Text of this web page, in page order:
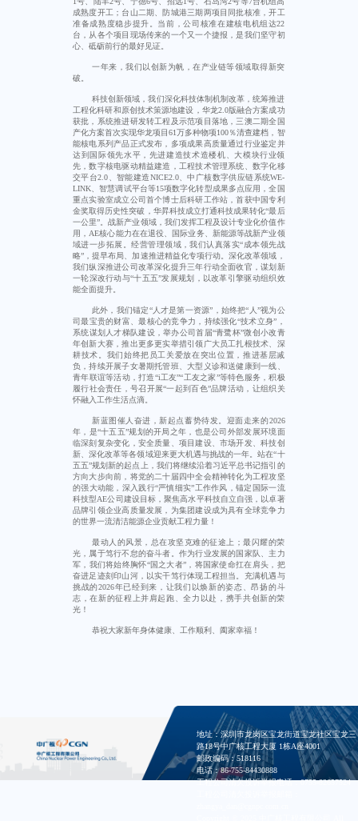
成熟度开工；台山二期、防城港三期两项目同批核准，开工
准备成熟度稳步提升。当前，公司核准在建核电机组达22
台，从各个项目现场传来的一个又一个捷报，是我们坚守初
心、砥砺前行的最好见证。
一年来，我们以创新为帆，在产业链等领域取得新突
破。
科技创新领域，我们深化科技体制机制改革，统筹推进
工程化科研和原创技术策源地建设，华龙2.0版融合方案成功
获批，系统推进研发转工程及示范项目落地，三澳二期全国
产化方案首次实现华龙项目61万多种物项100％清查建档，智
能核电系列产品正式发布，多项成果高质量通过行业鉴定并
达到国际领先水平，先进建造技术造楼机、大模块行业领
先，数字核电驱动精益建造，工程技术管理系统、数字化移
交平台2.0、智能建造NICE2.0、中广核数字供应链系统WE-
LINK、智慧调试平台等15项数字化转型成果多点应用，全国
重点实验室成立公司首个博士后科研工作站，首获中国专利
金奖取得历史性突破，华昇科技成立打通科技成果转化“最后
一公里”。战新产业领域，我们发挥工程及设计专业化价值作
用，AE核心能力在在退役、国际业务、新能源等战新产业领
域进一步拓展。经营管理领域，我们认真落实“成本领先战
略”，提早布局、加速推进精益化专项行动。深化改革领域，
我们纵深推进公司改革深化提升三年行动全面收官，谋划新
一轮深改行动与“十五五”发展规划，以改革引擎驱动组织效
能全面提升。
此外，我们锚定“人才是第一资源”，始终把“人”视为公
司最宝贵的财富、最核心的竞争力，持续强化“技术立身”，
系统谋划人才梯队建设，举办公司首届“青鹭杯”微创小改青
年创新大赛，推出更多更实举措引领广大员工扎根技术、深
耕技术。我们始终把员工关爱放在突出位置，推进基层减
负，持续开展子女暑期托管班、大型义诊和送健康到一线、
青年联谊等活动，打造“i工友”“工友之家”等特色服务，积极
履行社会责任，号召开展“一起到百色”品牌活动，让组织关
怀融入工作生活点滴。
新蓝图催人奋进，新起点蓄势待发。迎面走来的2026
年，是“十五五”规划的开局之年，也是公司外部发展环境面
临深刻复杂变化，安全质量、项目建设、市场开发、科技创
新、深化改革等各领域迎来更大机遇与挑战的一年。站在“十
五五”规划新的起点上，我们将继续沿着习近平总书记指引的
方向大步向前，将党的二十届四中全会精神转化为工程攻坚
的强大动能，深入践行“严慎细实”工作作风，锚定国际一流
科技型AE公司建设目标，聚焦高水平科技自立自强，以卓著
品牌引领企业高质量发展，为集团建设成为具有全球竞争力
的世界一流清洁能源企业贡献工程力量！
最动人的风景，总在攻坚克难的征途上；最闪耀的荣
光，属于笃行不怠的奋斗者。作为行业发展的国家队、主力
军，我们将始终胸怀“国之大者”，将国家使命扛在肩头，把
奋进足迹刻印山河，以实干笃行体现工程担当。充满机遇与
挑战的2026年已经到来，让我们以焕新的姿态、昂扬的斗
志，在新的征程上并肩起跑、全力以赴，携手共创新的荣
光！
恭祝大家新年身体健康、工作顺利、阖家幸福！
地址：深圳市龙岗区宝龙街道宝龙社区宝龙三
路18号中广核工程大厦 1栋A座4001
邮政编码：518116
电话：86-755-84430888
工程公司清欠投诉举报电话：0755-82657524